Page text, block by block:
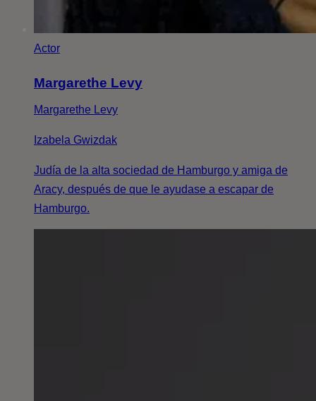
Actor
Margarethe Levy
Margarethe Levy
Izabela Gwizdak
Judía de la alta sociedad de Hamburgo y amiga de
Aracy, después de que le ayudase a escapar de
Hamburgo.